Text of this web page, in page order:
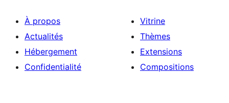
À propos
Actualités
Hébergement
Confidentialité
Vitrine
Thèmes
Extensions
Compositions